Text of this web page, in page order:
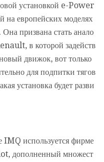
установкой e-Power
на европейских моделях
призвана стать анало
в которой задейств
движок, вот только
для подпитки тягов
установка будет разви
IMQ используется фирме
дополненный множест